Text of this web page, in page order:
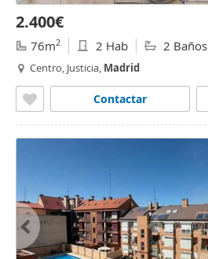
2.400€
76m2 2 Hab 2 Baños
Centro, Justicia, Madrid
Contactar